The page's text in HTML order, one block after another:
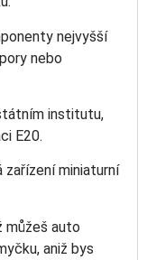
nejvyšší
nebo
institutu,
E20.
zařízení miniaturní
můžeš auto
aniž bys